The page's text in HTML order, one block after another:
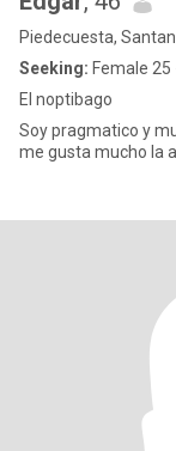
Piedecuesta,
Seeking: Female 25
El noptibago
Soy pragmatico y
me gusta mucho la